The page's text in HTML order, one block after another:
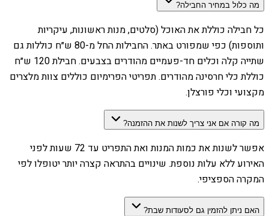
מה כלול במחיר החבילה?
כל חבילה כוללת את האוכל (סלטים, מנות ראשונות, עיקריות
ותוספות) כפי שמפורט באתר. החבילות החל מ-80 ש״ח כוללות גם
שתייה קלה וכלים חד-פעמיים מהודרים בצבעים. חבילת 120 ש״ח
כוללת כלי חרסינה מהודרים. תפריטי הפרימיום כוללים צוות מלצרים
מקצועי וכלי פורצלן.
מה קורה אם אני צריך לשנות את ההזמנה?
אפשר לשנות את כמות המנות ואת התפריט עד 72 שעות לפני
האירוע ללא עלות נוספת. שינויים בהתראה קצרה יותר יטופלו לפי
המקרה הספציפי.
האם ניתן להזמין גם לסעודות שבת?